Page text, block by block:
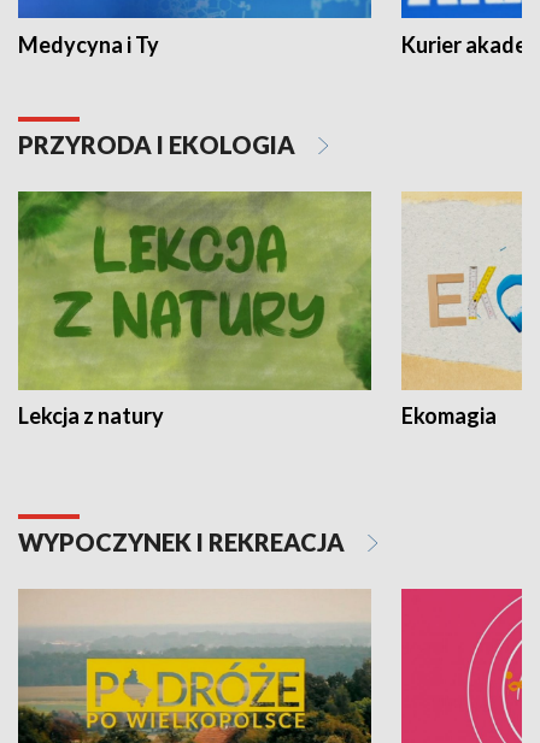
Medycyna i Ty Kurier
PRZYRODA I EKOLOGIA
Lekcja z natury Ekomagia
WYPOCZYNEK I REKREACJA